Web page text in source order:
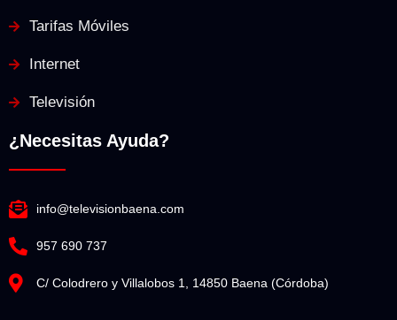
Tarifas Móviles
Internet
Televisión
¿Necesitas Ayuda?
info@televisionbaena.com
957 690 737
C/ Colodrero y Villalobos 1, 14850 Baena (Córdoba)